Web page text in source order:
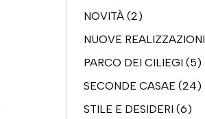
NOVITÀ(2)
NUOVE REALIZZAZIONI
PARCO DEI CILIEGI (5)
SECONDE CASAE(24)
STILE E DESIDERI (6)